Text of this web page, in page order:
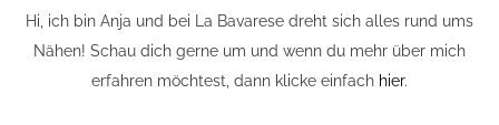
Hi, ich bin Anja und bei La Bavarese dreht sich alles rund ums
Nähen! Schau dich gerne um und wenn du mehr über mich
erfahren möchtest, dann klicke einfach hier.